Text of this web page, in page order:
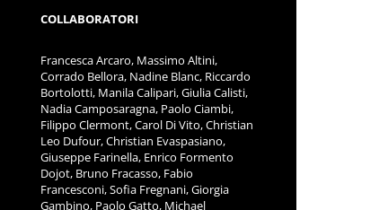
COLLABORATORI
Francesca Arcaro, Massimo Altini,
Corrado Bellora, Nadine Blanc, Riccardo
Bortolotti, Manila Calipari, Giulia Calisti,
Nadia Camposaragna, Paolo Ciambi,
Filippo Clermont, Carol Di Vito, Christian
Leo Dufour, Christian Evaspasiano,
Giuseppe Farinella, Enrico Formento
Dojot, Bruno Fracasso, Fabio
Francesconi, Sofia Fregnani, Giorgia
Gambino, Paolo Gatto, Michael